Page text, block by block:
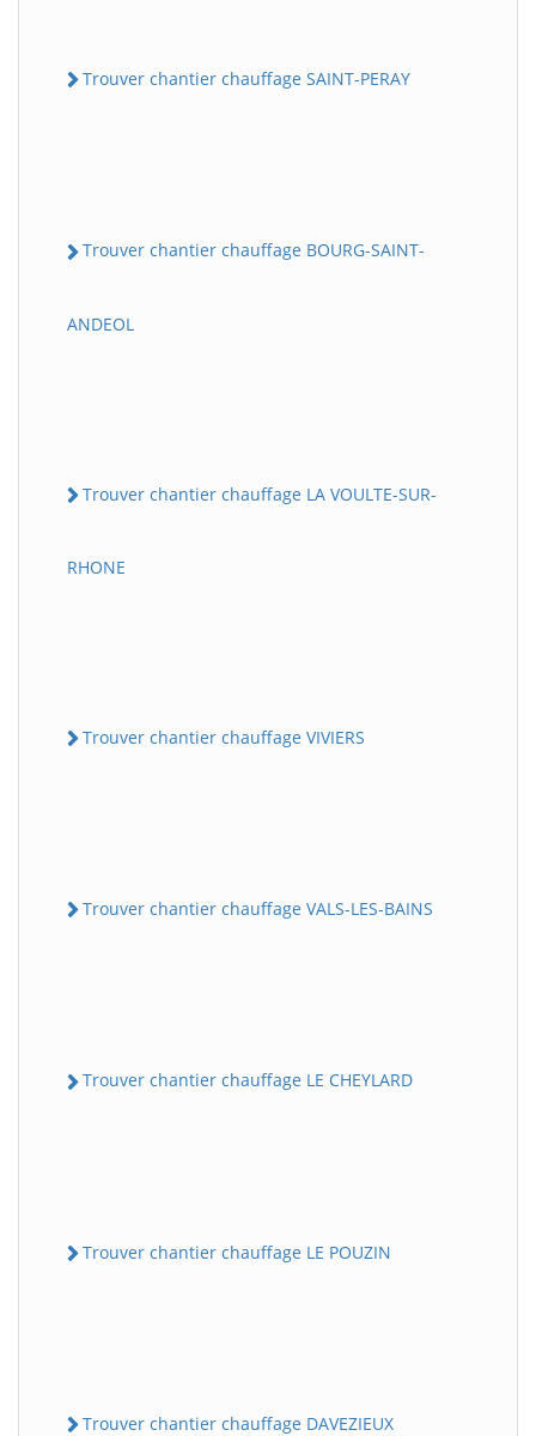
Trouver chantier chauffage SAINT-PERAY
Trouver chantier chauffage BOURG-SAINT-
ANDEOL
Trouver chantier chauffage LA VOULTE-SUR-
RHONE
Trouver chantier chauffage VIVIERS
Trouver chantier chauffage VALS-LES-BAINS
Trouver chantier chauffage LE CHEYLARD
Trouver chantier chauffage LE POUZIN
Trouver chantier chauffage DAVEZIEUX